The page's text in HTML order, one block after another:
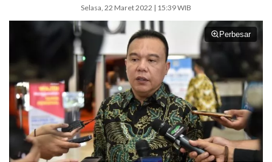
Selasa, 22 Maret 2022 | 15:39 WIB
Perbesar